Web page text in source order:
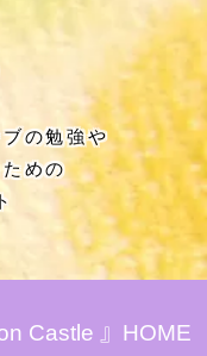
Study』
動先リン
の勉強や
めの
Castle 』HOME